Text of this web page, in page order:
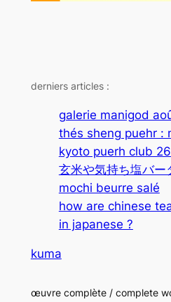
derniers articles :
galerie manigod
thés sheng puehr :
kyoto puerh club
玄米や気持ち塩バ
mochi beurre salé
how are chinese
in japanese ?
kuma
œuvre complète / complete